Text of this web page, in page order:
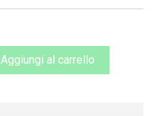
Aggiungi al carrello